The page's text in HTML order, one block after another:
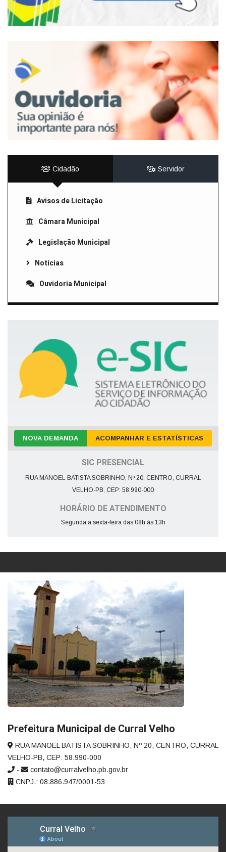
Cidadão Servidor
Avisos de Licitação
Câmara Municipal
Legislação Municipal
Notícias
Ouvidoria Municipal
NOVA DEMANDA ACOMPANHAR E ESTATÍSTICAS
SIC PRESENCIAL
RUA MANOEL BATISTA SOBRINHO, Nº 20, CENTRO, CURRAL
VELHO-PB, CEP: 58.990-000
HORÁRIO DE ATENDIMENTO
Segunda a sexta-feira das 08h às 13h
Prefeitura Municipal de Curral Velho
RUA MANOEL BATISTA SOBRINHO, Nº 20, CENTRO, CURRAL
VELHO-PB, CEP: 58.990-000
-
contato@curralvelho.pb.gov.br
CNPJ.: 08.886.947/0001-53